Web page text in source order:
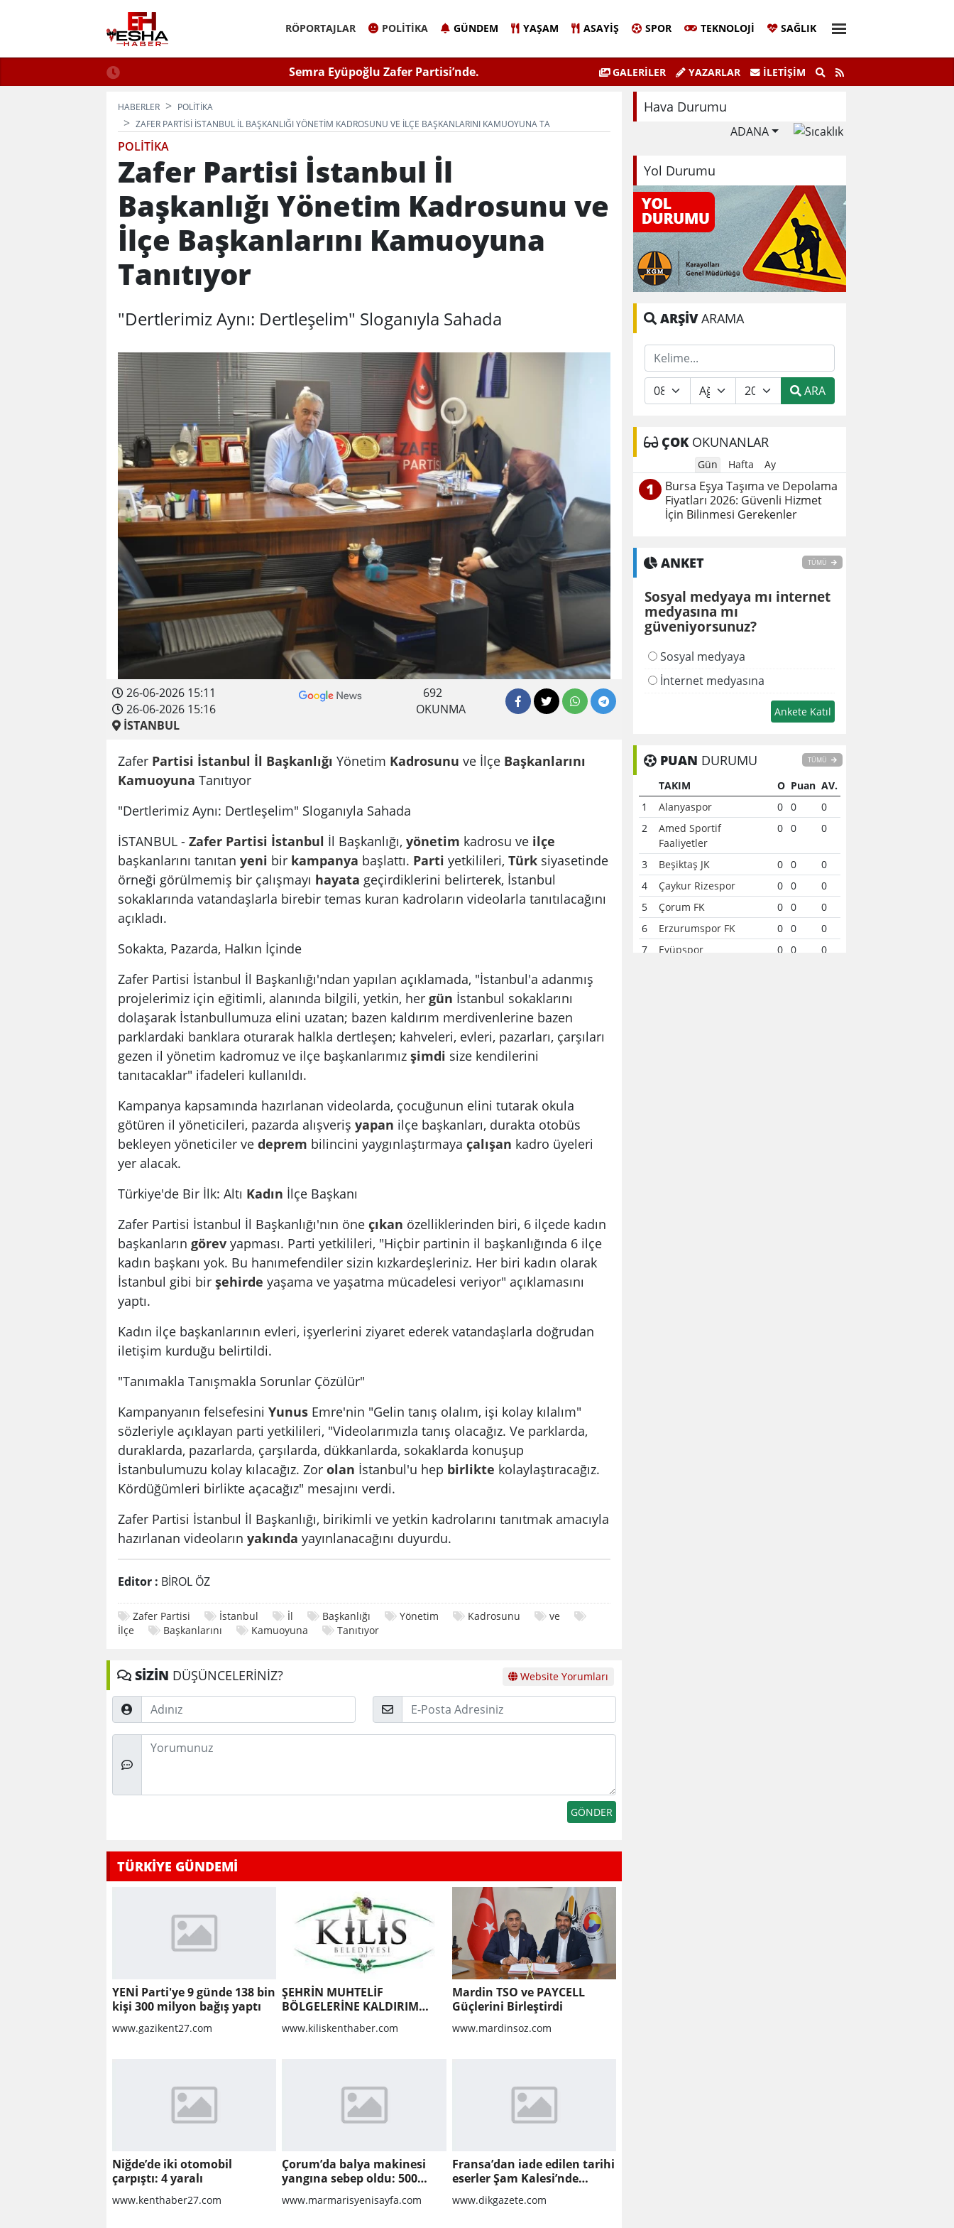
RÖPORTAJLAR POLITIKA GÜNDEM YAŞAM ASAYIŞ SPOR TEKNOLOJI SAĞLIK
Güvenli Hizmet
Bilinmesi Gerekenler
Semra Eyüpoğlu Zafer Partisi’nde.
ÇEVSADER Eskişehir İl Başkanı Sinem Eltin'den Hayati Uyarı
Kulaktan Dolma Bilgiyle İlaçlama Ölüm Getirir
GALERİLER YAZARLAR İLETIŞIM
HABERLER
POLITIKA
ZAFER PARTISI İSTANBUL İL BAŞKANLIĞI YÖNETIM KADROSUNU VE İLÇE BAŞKANLARINI KAMUOYUNA TA
POLITIKA
Zafer Partisi İstanbul İl
Başkanlığı Yönetim Kadrosunu ve
İlçe Başkanlarını Kamuoyuna
Tanıtıyor
"Dertlerimiz Aynı: Dertleşelim" Sloganıyla Sahada
26-06-2026 15:11
26-06-2026 15:16
İSTANBUL
692
OKUNMA
Zafer Partisi İstanbul İl Başkanlığı Yönetim Kadrosunu ve İlçe Başkanlarını
Kamuoyuna Tanıtıyor
"Dertlerimiz Aynı: Dertleşelim" Sloganıyla Sahada
İSTANBUL - Zafer Partisi İstanbul İl Başkanlığı, yönetim kadrosu ve ilçe
başkanlarını tanıtan yeni bir kampanya başlattı. Parti yetkilileri, Türk siyasetinde
örneği görülmemiş bir çalışmayı hayata geçirdiklerini belirterek, İstanbul
sokaklarında vatandaşlarla birebir temas kuran kadroların videolarla tanıtılacağını
açıkladı.
Sokakta, Pazarda, Halkın İçinde
Zafer Partisi İstanbul İl Başkanlığı'ndan yapılan açıklamada, "İstanbul'a adanmış
projelerimiz için eğitimli, alanında bilgili, yetkin, her gün İstanbul sokaklarını
dolaşarak İstanbullumuza elini uzatan; bazen kaldırım merdivenlerine bazen
parklardaki banklara oturarak halkla dertleşen; kahveleri, evleri, pazarları, çarşıları
gezen il yönetim kadromuz ve ilçe başkanlarımız şimdi size kendilerini
tanıtacaklar" ifadeleri kullanıldı.
Kampanya kapsamında hazırlanan videolarda, çocuğunun elini tutarak okula
götüren il yöneticileri, pazarda alışveriş yapan ilçe başkanları, durakta otobüs
bekleyen yöneticiler ve deprem bilincini yaygınlaştırmaya çalışan kadro üyeleri
yer alacak.
Türkiye'de Bir İlk: Altı Kadın İlçe Başkanı
Zafer Partisi İstanbul İl Başkanlığı'nın öne çıkan özelliklerinden biri, 6 ilçede kadın
başkanların görev yapması. Parti yetkilileri, "Hiçbir partinin il başkanlığında 6 ilçe
kadın başkanı yok. Bu hanımefendiler sizin kızkardeşleriniz. Her biri kadın olarak
İstanbul gibi bir şehirde yaşama ve yaşatma mücadelesi veriyor" açıklamasını
yaptı.
Kadın ilçe başkanlarının evleri, işyerlerini ziyaret ederek vatandaşlarla doğrudan
iletişim kurduğu belirtildi.
"Tanımakla Tanışmakla Sorunlar Çözülür"
Kampanyanın felsefesini Yunus Emre'nin "Gelin tanış olalım, işi kolay kılalım"
sözleriyle açıklayan parti yetkilileri, "Videolarımızla tanış olacağız. Ve parklarda,
duraklarda, pazarlarda, çarşılarda, dükkanlarda, sokaklarda konuşup
İstanbulumuzu kolay kılacağız. Zor olan İstanbul'u hep birlikte kolaylaştıracağız.
Kördüğümleri birlikte açacağız" mesajını verdi.
Zafer Partisi İstanbul İl Başkanlığı, birikimli ve yetkin kadrolarını tanıtmak amacıyla
hazırlanan videoların yakında yayınlanacağını duyurdu.
Editor : BİROL ÖZ
Zafer Partisi İstanbul İl Başkanlığı Yönetim Kadrosunu
ve
İlçe
Başkanlarını Kamuoyuna Tanıtıyor
SİZİN DÜŞÜNCELERİNİZ? Website Yorumları
Adınız
Posta
Düşünceleriniz
TÜRKİYE GÜNDEMİ
YENİ Parti'ye 9 günde 138 bin
kişi 300 milyon bağış yaptı
www.gazikent27.com
ŞEHRİN MUHTELİF
BÖLGELERİNE KALDIRIM
YAPILMASI VE BOZULAN
KALDIRIMLARIN
www.kiliskenthaber.com
Mardin TSO ve PAYCELL
Güçlerini Birleştirdi
www.mardinsoz.com
Niğde’de iki otomobil
çarpıştı: 4 yaralı
www.kenthaber27.com
Çorum’da balya makinesi
yangına sebep oldu: 500
dönüm anız küle döndü
www.marmarisyenisayfa.com
Fransa’dan iade edilen tarihi
eserler Şam Kalesi’nde
sergilendi
www.dikgazete.com
Hava Durumu
ADANA
Yol Durumu
ARŞİVARAMA
ARA
ÇOKOKUNANLAR
Gün Hafta Ay
1
Bursa Eşya Taşıma ve Depolama
Fiyatları 2026: Güvenli Hizmet
İçin Bilinmesi Gerekenler
ANKET TÜMÜ
Sosyal medyaya mı internet
medyasına mı
güveniyorsunuz?
Sosyal medyaya
İnternet medyasına
PUAN DURUMU TÜMÜ
TAKIM O Puan AV.
1
Alanyaspor 0 0
0
2
Amed Sportif
Faaliyetler
0 0 0
3 Beşiktaş JK 0 0
0
4
Çaykur Rizespor 0 0
0
5
Çorum FK 0 0
0
6
Erzurumspor FK 0 0
0
7
Eyüpspor 0 0
0